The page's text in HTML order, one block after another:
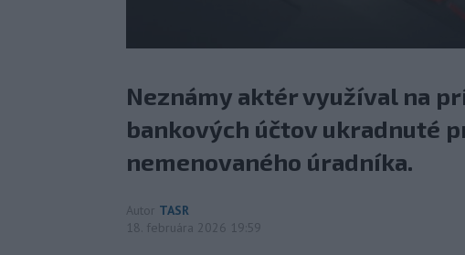
Neznámy aktér využíval na
bankových účtov ukradnuté
nemenovaného úradníka.
Autor TASR
18. februára 2026 19:59